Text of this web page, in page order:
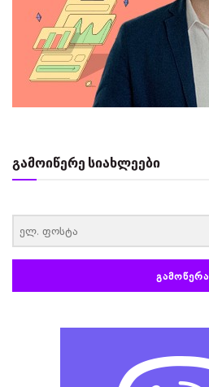
გამოიწერე სიახლეები
ᲒᲐᲛᲝᲬᲔᲠᲐ